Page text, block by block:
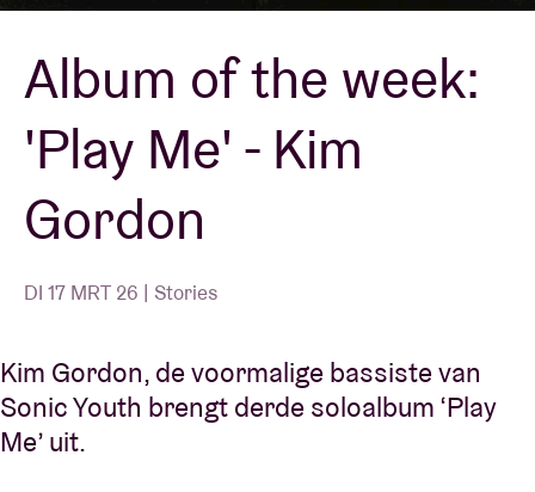
Zaalhuur
BRDCST
ABtv
Concertcheque
Over AB
Contact
Album of the week:
'Play Me' - Kim
Gordon
DI 17 MRT 26 | Stories
Kim Gordon, de voormalige bassiste van
Sonic Youth brengt derde soloalbum ‘Play
Me’ uit.